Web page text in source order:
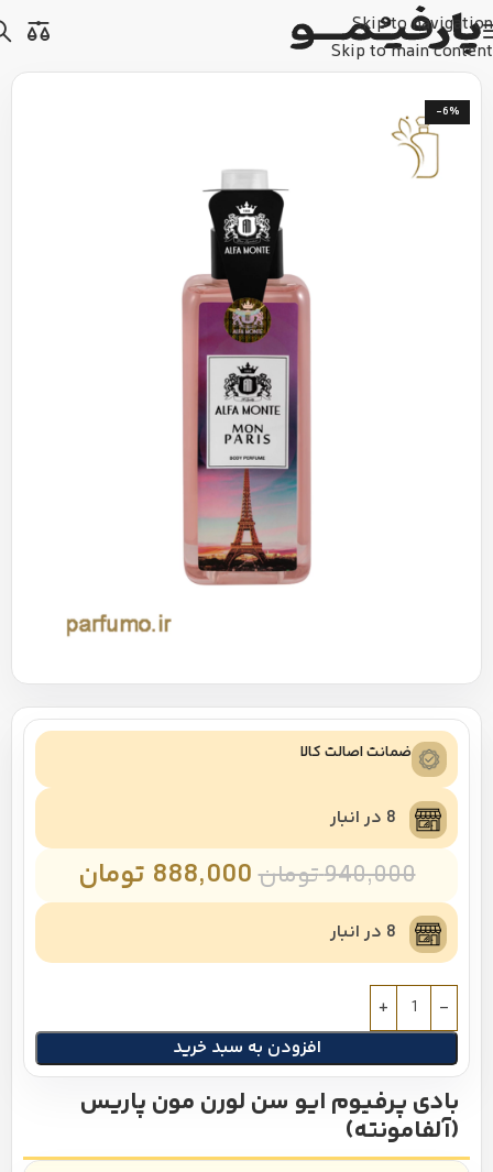
Skip to navigation
Skip to main content
-6%
ضمانت اصالت کالا
8 در انبار
940,000تومان888,000 تومان
8 در انبار
افزودن به سبد خرید
بادی پرفیوم ایو سن لورن مون پاریس
(آلفامونته)